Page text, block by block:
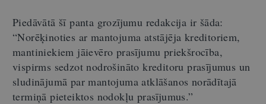
Piedāvātā šī panta grozījumu redakcija ir šāda:
“Norēķinoties ar mantojuma atstājēja kreditoriem,
mantiniekiem jāievēro prasījumu priekšrocība,
vispirms sedzot nodrošināto kreditoru prasījumus un
sludinājumā par mantojuma atklāšanos norādītajā
termiņā pieteiktos nodokļu prasījumus.”